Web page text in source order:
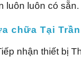
luôn luôn có sẵn.
chữa Tại
nhận thiết bị